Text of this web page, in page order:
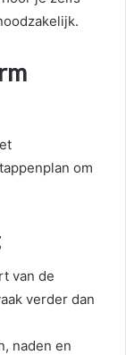
om
van de
verder dan
naden en